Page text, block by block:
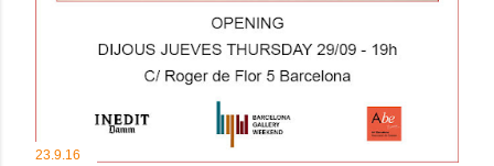
23.9.16